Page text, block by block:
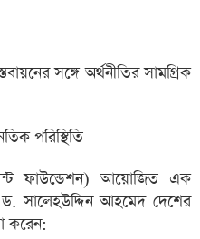
সঙ্গে অর্থনীতির সামগ্রিক
পরিস্থিতি
ফাউন্ডেশন) আয়োজিত এক
ড. সালেহউদ্দিন আহমেদ দেশের
করেন: